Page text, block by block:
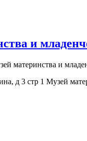
и
материнства и
д 3 стр 1 Музей